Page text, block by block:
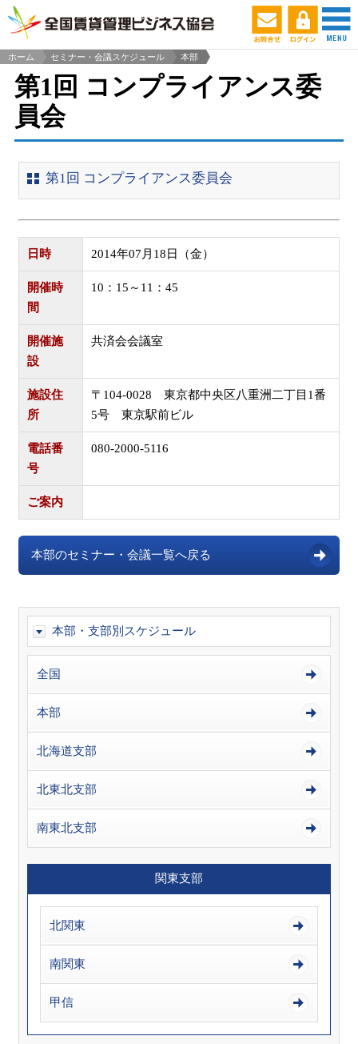
ホーム
セミナー・会議スケジュール
本部
第1回 コンプライアンス委
員会
第1回 コンプライアンス委員会
日時 2014年07月18日（金）
開催時
間
10：15～11：45
開催施
設
共済会会議室
施設住
所
〒104-0028 東京都中央区八重洲二丁目1番
5号 東京駅前ビル
電話番
号
080-2000-5116
ご案内
本部のセミナー・会議一覧へ戻る
本部・支部別スケジュール
全国
本部
北海道支部
北東北支部
南東北支部
関東支部
北関東
南関東
甲信